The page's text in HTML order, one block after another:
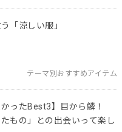
「涼しい服」
テーマ別おすすめアイテム
ったBest3】目から鱗！
たもの」との出会いって楽し